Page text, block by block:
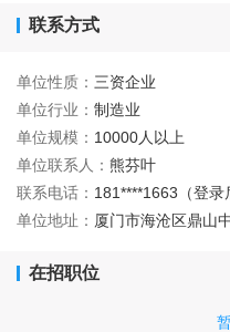
费者和企业体验的技术产品。
校进行产学研合作，对工艺及
此外，集团亦创立创新奖励
动、重大项目攻关、
度的调动企业员工全员创新的
如今， TDConnex
件科技产品中，专注帮助客户
代电子产品。我们坚信，即使
上，奋勇前行。
联系方式
单位性质： 三资企业
单位行业： 制造业
单位规模： 10000人以上
单位联系人： 熊芬叶
联系电话： 181****1663（登录
单位地址： 厦门市海沧区鼎山
在招职位